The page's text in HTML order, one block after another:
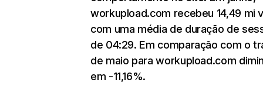
workupload.com recebeu 14,49 mi
com uma média de duração de
de 04:29. Em comparação com o
de maio para workupload.com
em -11,16%.